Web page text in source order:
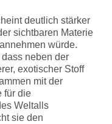
deutlich stärker
sichtbaren Materie
würde.
neben der
exotischer Stoff
mit der
für die
Weltalls
sie den